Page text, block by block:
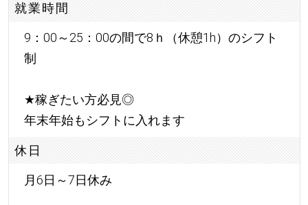
就業時間
9：00～25：00の間で8ｈ（休憩1h）のシフト
制
★稼ぎたい方必見◎
年末年始もシフトに入れます
休日
月6日～7日休み